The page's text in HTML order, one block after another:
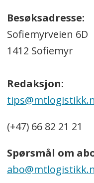
Besøksadresse:
Sofiemyrveien 6D
1412 Sofiemyr
Redaksjon:
(+47) 66 82 21 21
Spørsmål om